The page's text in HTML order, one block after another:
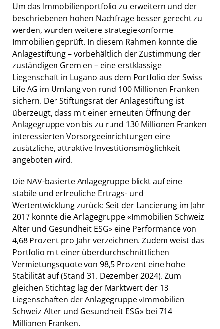
Um das Immobilienportfolio zu erweitern und der
beschriebenen hohen Nachfrage besser gerecht zu
werden, wurden weitere strategiekonforme
Immobilien geprüft. In diesem Rahmen konnte die
Anlagestiftung – vorbehältlich der Zustimmung der
zuständigen Gremien – eine erstklassige
Liegenschaft in Lugano aus dem Portfolio der Swiss
Life AG im Umfang von rund 100 Millionen Franken
sichern. Der Stiftungsrat der Anlagestiftung ist
überzeugt, dass mit einer erneuten Öffnung der
Anlagegruppe von bis zu rund 130 Millionen Franken
interessierten Vorsorgeeinrichtungen eine
zusätzliche, attraktive Investitionsmöglichkeit
angeboten wird.
Die NAV-basierte Anlagegruppe blickt auf eine
stabile und erfreuliche Ertrags- und
Wertentwicklung zurück: Seit der Lancierung im Jahr
2017 konnte die Anlagegruppe «Immobilien Schweiz
Alter und Gesundheit ESG» eine Performance von
4,68 Prozent pro Jahr verzeichnen. Zudem weist das
Portfolio mit einer überdurchschnittlichen
Vermietungsquote von 98,5 Prozent eine hohe
Stabilität auf (Stand 31. Dezember 2024). Zum
gleichen Stichtag lag der Marktwert der 18
Liegenschaften der Anlagegruppe «Immobilien
Schweiz Alter und Gesundheit ESG» bei 714
Millionen Franken.